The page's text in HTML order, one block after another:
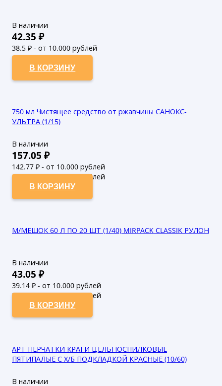
В наличии
42.35 ₽
38.5 ₽ - от 10.000 рублей
35₽ - от 50.000 рублей
В КОРЗИНУ
750 мл Чистящее средство от ржавчины САНОКС-
УЛЬТРА (1/15)
В наличии
157.05 ₽
142.77 ₽ - от 10.000 рублей
129.79₽ - от 50.000 рублей
В КОРЗИНУ
М/МЕШОК 60 Л ПО 20 ШТ (1/40) MIRPACK CLASSIK РУЛОН
В наличии
43.05 ₽
39.14 ₽ - от 10.000 рублей
35.58₽ - от 50.000 рублей
В КОРЗИНУ
АРТ ПЕРЧАТКИ КРАГИ ЦЕЛЬНОСПИЛКОВЫЕ
ПЯТИПАЛЫЕ С Х/Б ПОДКЛАДКОЙ КРАСНЫЕ (10/60)
В наличии